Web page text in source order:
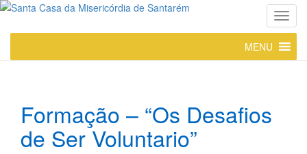
T
o
g
MENU
Formação – “Os Desafios
de Ser Voluntario”